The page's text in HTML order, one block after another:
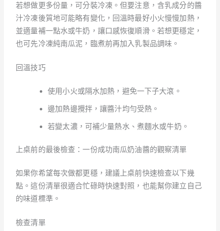
若想做更多份量，可分裝冷凍。但要注意，含乳成分的醬
汁冷凍後質地可能略有變化，回溫時最好小火慢慢加熱，
並適量補一點水或牛奶，讓口感恢復順滑。若想更穩定，
也可先冷凍純南瓜泥，臨煮前再加入乳製品調味。
回溫技巧
使用小火或隔水加熱，避免一下子大滾。
邊加熱邊攪拌，讓醬汁均勻受熱。
若變太濃，可補少量熱水、煮麵水或牛奶。
上桌前的最後檢查：一份成功南瓜奶油醬的觀察清單
如果你希望每次做都更穩，建議上桌前快速檢查以下幾
點。這份清單很適合忙碌時快速對照，也能幫你建立自己
的味道標準。
檢查清單